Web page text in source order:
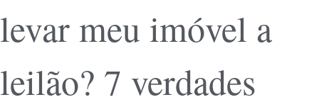
levar meu imóvel a
leilão? 7 verdades